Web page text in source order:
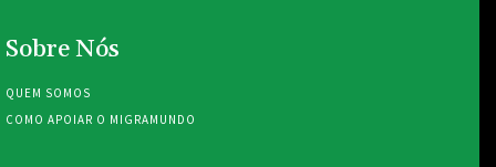
Sobre Nós
QUEM SOMOS
COMO APOIAR O MIGRAMUNDO